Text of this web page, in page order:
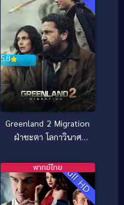
5.8
Greenland 2 Migration
ฝ่าชะตา โลกาวินาศ
Full HD
พากย์ไทย